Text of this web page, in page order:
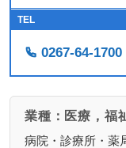
TEL
0267-64-1700
業種：医療，福
病院・診療所・薬